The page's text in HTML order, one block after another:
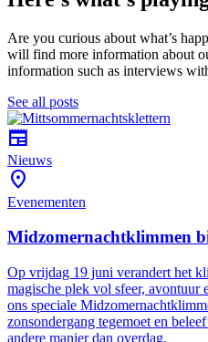
Are you curious about what’s
will find more information about
information such as interviews
See all posts
newspaper
Nieuws
location_on
Evenementen
Midzomernachtklimmen
Op vrijdag 19 juni verandert het
magische plek vol sfeer, avontuur
ons speciale
zonsondergang tegemoet en
andere manier dan overdag.